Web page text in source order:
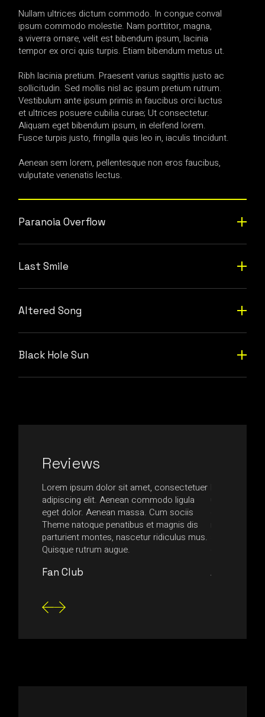
Nullam ultrices dictum commodo. In congue conval
ipsum commodo molestie. Nam porttitor, magna,
a viverra ornare, velit est bibendum ipsum, lacinia
tempor ex orci quis turpis. Etiam bibendum metus ut.
Ribh lacinia pretium. Praesent varius sagittis justo ac
sollicitudin. Sed mollis nisl ac ipsum pretium rutrum.
Vestibulum ante ipsum primis in faucibus orci luctus
et ultrices posuere cubilia curae; Ut consectetur.
Aliquam eget bibendum ipsum, in eleifend lorem.
Fusce turpis justo, fringilla quis leo in, iaculis tincidunt.
Aenean sem lorem, pellentesque non eros faucibus,
vulputate venenatis lectus.
Paranoia Overflow
Last Smile
Altered Song
Black Hole Sun
Reviews
Lorem ipsum dolor sit amet, consectetuer
adipiscing elit. Aenean commodo ligula
eget dolor. Aenean massa. Cum sociis
Theme natoque penatibus et magnis dis
parturient montes, nascetur ridiculus mus.
Quisque rutrum augue.
Fan Club